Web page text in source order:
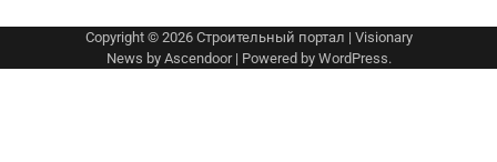
Copyright © 2026 Строительный портал | Visionary
News by Ascendoor| Powered by WordPress.